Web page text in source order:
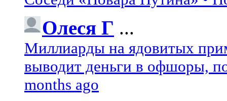
Олеся Г ...
Миллиарды на ядовитых
выводит деньги в офшоры,
months ago